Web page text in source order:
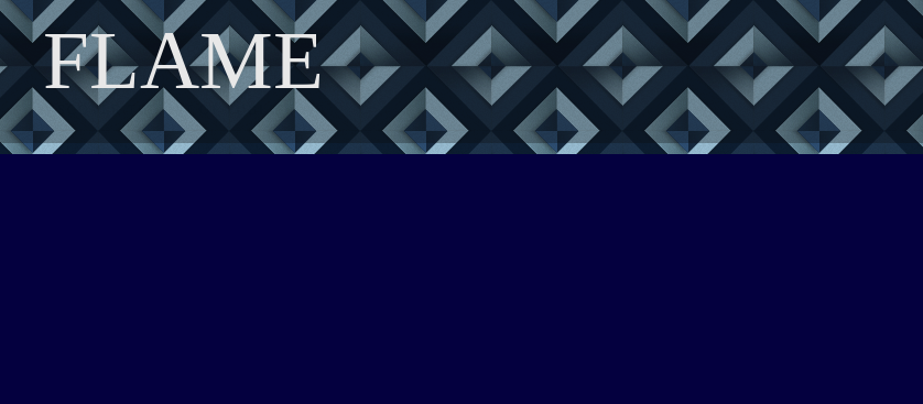
FLAME
DISCOVER THE ART OF PUBLISHING